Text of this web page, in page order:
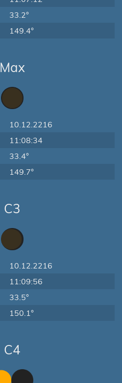
33.2°
149.4°
Max
10.12.2216
11:08:34
33.4°
149.7°
C3
10.12.2216
11:09:56
33.5°
150.1°
C4